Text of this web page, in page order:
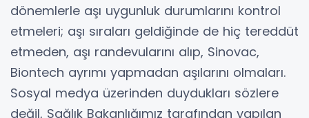
dönemlerle aşı uygunluk durumlarını kontrol
etmeleri; aşı sıraları geldiğinde de hiç tereddüt
etmeden, aşı randevularını alıp, Sinovac,
Biontech ayrımı yapmadan aşılarını olmaları.
Sosyal medya üzerinden duydukları sözlere
değil, Sağlık Bakanlığımız tarafından yapılan